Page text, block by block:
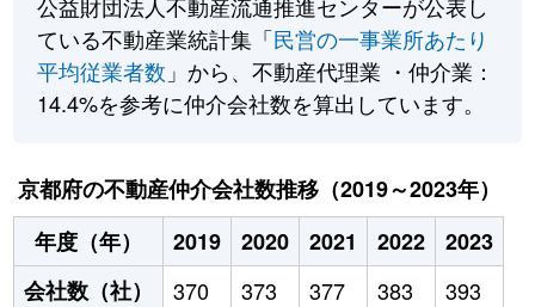
ている不動産業統計集「民営の一事業所あたり
平均従業者数 」から、不動産代理業 ・仲介業：
14.4%を参考に仲介会社数を算出しています。
京都府の不動産仲介会社数推移（2019～2023年）
年度（年）
2019 2020 2021 2022
2023
会社数（社）
370 373 377 383 393